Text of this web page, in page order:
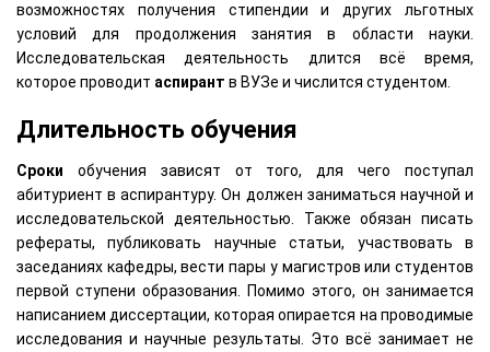
возможностях получения стипендии и других льготных
условий для продолжения занятия в области науки.
Исследовательская деятельность длится всё время,
которое проводит аспирант в ВУЗе и числится студентом.
Длительность обучения
Сроки обучения зависят от того, для чего поступал
абитуриент в аспирантуру. Он должен заниматься научной и
исследовательской деятельностью. Также обязан писать
рефераты, публиковать научные статьи, участвовать в
заседаниях кафедры, вести пары у магистров или студентов
первой ступени образования. Помимо этого, он занимается
написанием диссертации, которая опирается на проводимые
исследования и научные результаты. Это всё занимает не